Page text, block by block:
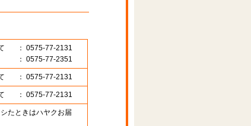
： 0575-77-2131
： 0575-77-2351
： 0575-77-2131
： 0575-77-2131
たときはハヤクお届